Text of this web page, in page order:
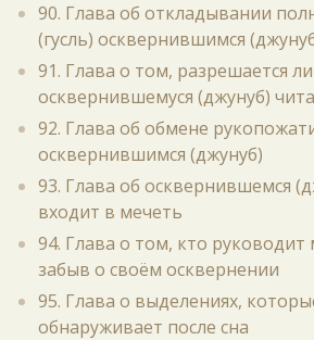
90. Глава об откладывании
(гусль) осквернившимся
91. Глава о том, разрешается ли
осквернившемуся (джунуб)
92. Глава об обмене
осквернившимся (джунуб)
93. Глава об осквернившемся
входит в мечеть
94. Глава о том, кто
забыв о своём осквернении
95. Глава о выделениях,
обнаруживает после сна